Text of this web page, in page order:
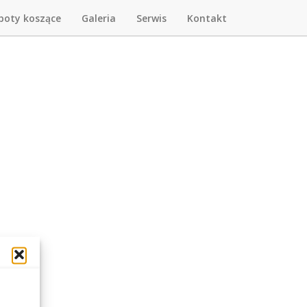
koszące Galeria Serwis Kontakt